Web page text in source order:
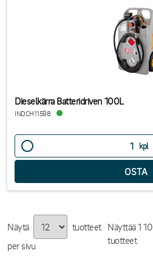
Dieselkärra Batteridriven 100L
INDCH11598
kpl
Näytä
tuotteet
per sivu
Näyttää1 10
tuotteet